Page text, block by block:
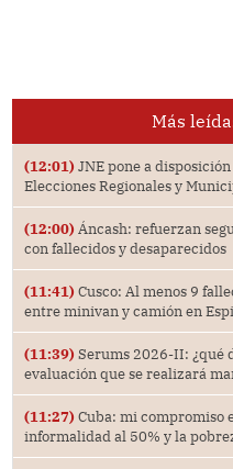
Más
(12:01) JNE pone a
Elecciones Regionales y
(12:00) Áncash: refuerzan
con fallecidos y desaparecidos
(11:41) Cusco: Al menos 9
entre minivan y camión en
(11:39) Serums 2026-II: ¿qué
evaluación que se realizará
(11:27) Cuba: mi compromiso
informalidad al 50% y la